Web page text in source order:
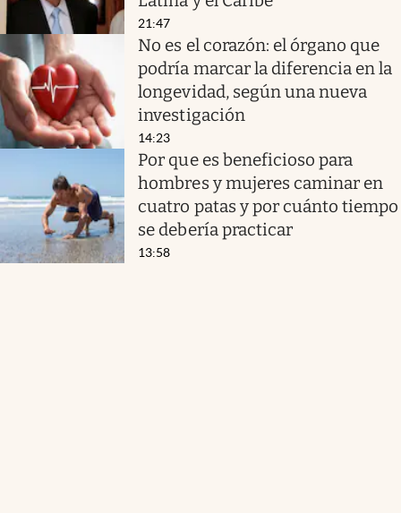
21:47
No es el corazón: el órgano que
podría marcar la diferencia en la
longevidad, según una nueva
investigación
14:23
Por que es beneficioso para
hombres y mujeres caminar en
cuatro patas y por cuánto tiempo
se debería practicar
13:58